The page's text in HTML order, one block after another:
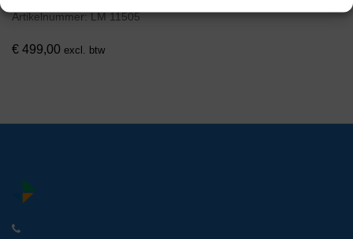
Artikelnummer:LM 11505
€ 499,00 excl. btw